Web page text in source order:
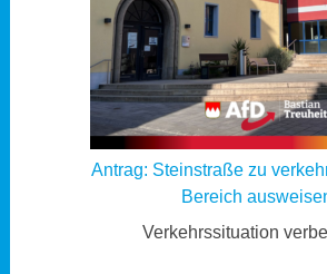
Antrag: Steinstraße zu
Bereich
Verkehrssituation